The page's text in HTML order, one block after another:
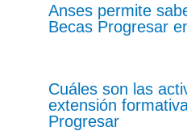
Anses permite
Becas Progresar
Cuáles son las
extensión
Progresar